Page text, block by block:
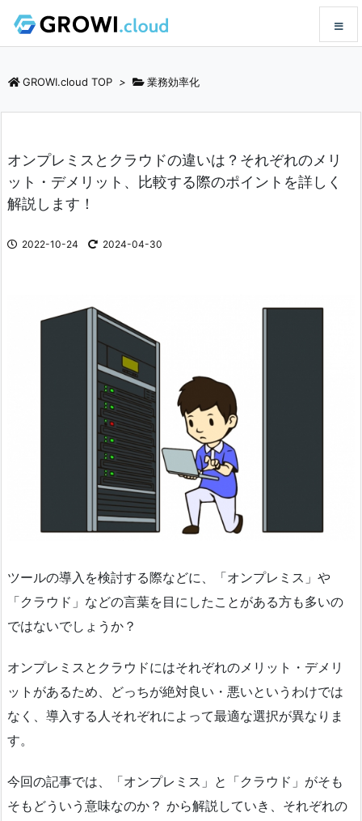
GROWI.cloud TOP > 業務効率化
オンプレミスとクラウドの違いは？それぞれのメリ
ット・デメリット、比較する際のポイントを詳しく
解説します！
2022-10-24 2024-04-30
ツールの導入を検討する際などに、「オンプレミス」や
「クラウド」などの言葉を目にしたことがある方も多いの
ではないでしょうか？
オンプレミスとクラウドにはそれぞれのメリット・デメリ
ットがあるため、どっちが絶対良い・悪いというわけでは
なく、導入する人それぞれによって最適な選択が異なりま
す。
今回の記事では、「オンプレミス」と「クラウド」がそも
そもどういう意味なのか？ から解説していき、それぞれの